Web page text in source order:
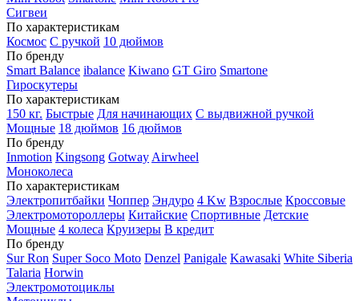
Сигвеи
По характеристикам
Космос С ручкой 10 дюймов
По бренду
Smart Balance ibalance Kiwano GT Giro Smartone
Гироскутеры
По характеристикам
150 кг. Быстрые Для начинающих С выдвижной ручкой
Мощные 18 дюймов 16 дюймов
По бренду
Inmotion Kingsong Gotway Airwheel
Моноколеса
По характеристикам
Электропитбайки Чоппер Эндуро 4 Kw Взрослые Кроссовые
Электромотороллеры Китайские Спортивные Детские
Мощные 4 колеса Круизеры В кредит
По бренду
Sur Ron Super Soco Moto Denzel Panigale Kawasaki White Siberia
Talaria Horwin
Электромотоциклы